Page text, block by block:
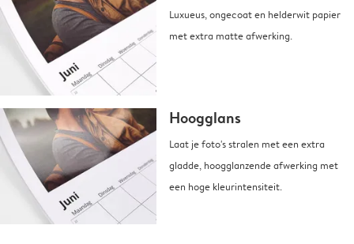
Luxueus, ongecoat en helderwit papier
met extra matte afwerking.
Hoogglans
Laat je foto's stralen met een extra
gladde, hoogglanzende afwerking met
een hoge kleurintensiteit.